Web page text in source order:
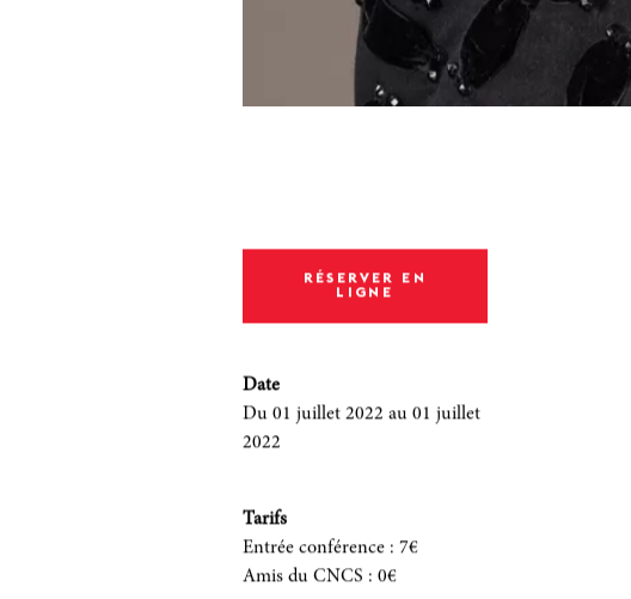
RÉSERVER EN
LIGNE
Date
Du 01 juillet 2022 au 01 juillet
2022
Tarifs
Entrée conférence : 7€
Amis du CNCS : 0€